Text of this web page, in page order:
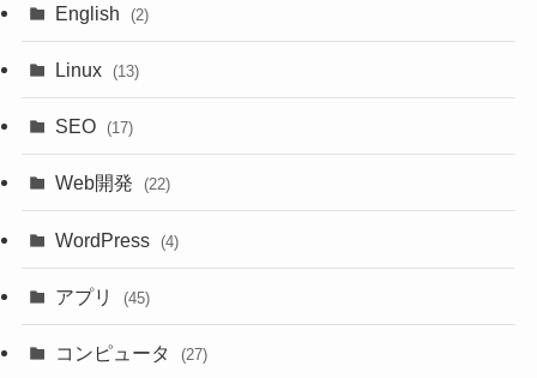
English (2)
Linux (13)
SEO (17)
Web開発 (22)
WordPress (4)
アプリ (45)
コンピュータ (27)